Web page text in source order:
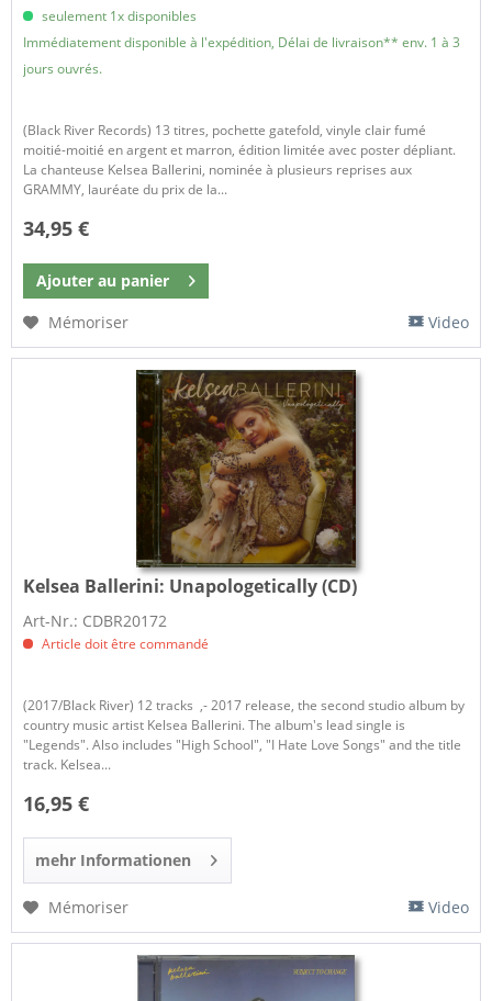
seulement 1x disponibles
Immédiatement disponible à l'expédition, Délai de livraison** env. 1 à 3
jours ouvrés.
(Black River Records) 13 titres, pochette gatefold, vinyle clair fumé
moitié-moitié en argent et marron, édition limitée avec poster dépliant.
La chanteuse Kelsea Ballerini, nominée à plusieurs reprises aux
GRAMMY, lauréate du prix de la...
34,95 €
Ajouter au panier
Mémoriser
Video
Kelsea Ballerini: Unapologetically (CD)
Art-Nr.: CDBR20172
Article doit être commandé
(2017/Black River) 12 tracks ,- 2017 release, the second studio album by
country music artist Kelsea Ballerini. The album's lead single is
"Legends". Also includes "High School", "I Hate Love Songs" and the title
track. Kelsea...
16,95 €
mehr Informationen
Mémoriser Video